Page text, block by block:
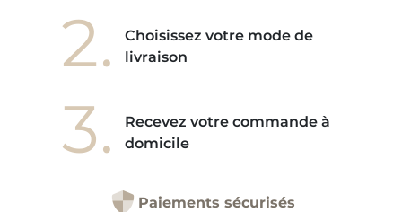
2.
Choisissez votre mode de
livraison
3.
Recevez votre commande à
domicile
Paiements sécurisés